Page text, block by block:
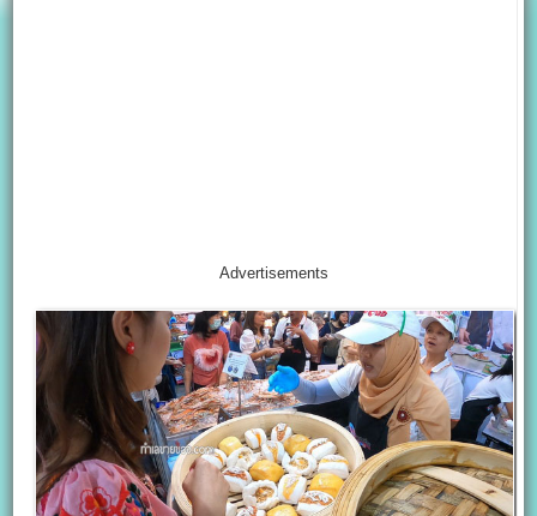
Advertisements